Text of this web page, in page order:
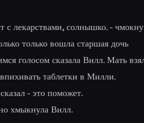
с лекарствами, солнышко. -
только вошла старшая дочь
голосом сказала Вилл. Мать
таблетки в Милли.
- это поможет.
хмыкнула Вилл.